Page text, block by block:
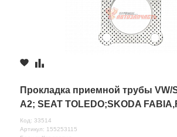
Прокладка приемной трубы VW/
A2; SEAT TOLEDO;SKODA
OCTAVIA; VOLKSWAGEN BE
Код: 33514
Артикул: 155253115